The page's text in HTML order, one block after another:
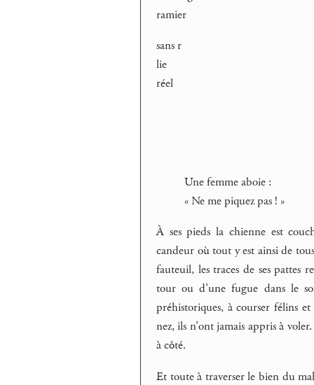
ramier
sans r
lie
réel
Une femme aboie :
« Ne me piquez pas ! »
À ses pieds la chienne est
candeur où tout y est ainsi de
fauteuil, les traces de ses pattes
tour ou d’une fugue dans le
préhistoriques, à courser félins
nez, ils n’ont jamais appris à
à côté.
Et toute à traverser le bien du